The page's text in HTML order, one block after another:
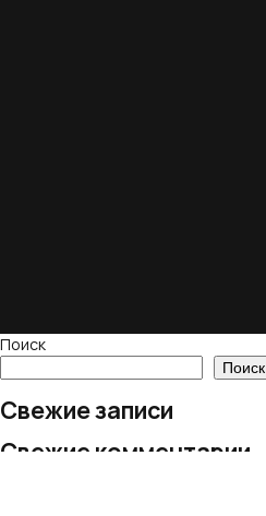
Поиск
Поиск
Свежие записи
Свежие комментарии